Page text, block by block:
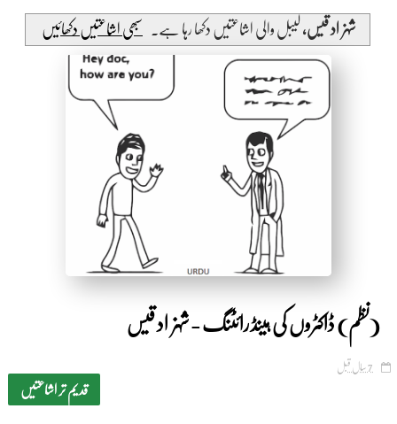
شہزاد قیس،لیبل والی اشاعتیں دکھا رہا ہے۔ سبھی اشاعتیں دکھائیں
by Shakeeb Ahmad
(نظم) ڈاکٹروں کی ہینڈ رائٹنگ - شہزاد قیس
7 سال قبل
قدیم تر اشاعتیں